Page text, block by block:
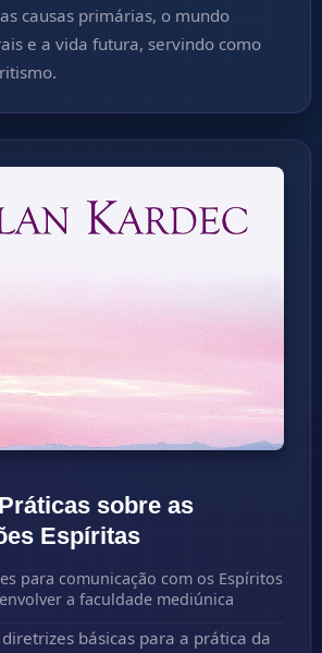
causas primárias, o mundo
e a vida futura, servindo como
sobre as
Espíritas
para comunicação com os Espíritos
a faculdade mediúnica
básicas para a prática da